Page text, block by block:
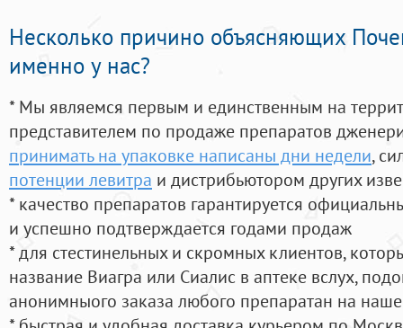
Несколько причино объясняющих
именно у нас?
* Мы являемся первым и единственным на
представителем по продаже препаратов
принимать на упаковке написаны дни недели,
потенции левитра и дистрибьютором других
* качество препаратов гарантируется
и успешно подтверждается годами продаж
* для стестинельных и скромных клиентов,
название Виагра или Сиалис в аптеке вслух,
анонимныого заказа любого препаратан на